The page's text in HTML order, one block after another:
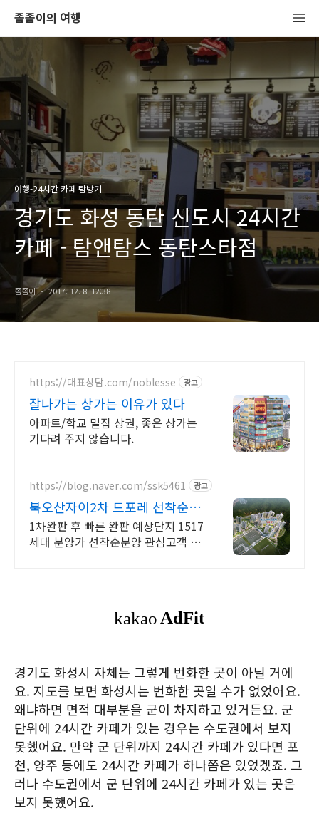
좀좀이의 여행
여행-24시간 카페 탐방기
경기도 화성 동탄 신도시 24시간
카페 - 탐앤탐스 동탄스타점
좀좀이 2017. 12. 8. 12:38
https://대표상담.com/noblesse 광고
잘나가는 상가는 이유가 있다
아파트/학교 밀집 상권, 좋은 상가는
기다려 주지 않습니다.
https://blog.naver.com/ssk5461 광고
북오산자이2차 드포레 선착순공
급 고객등록
1차완판 후 빠른 완판 예상단지 1517
세대 분양가 선착순분양 관심고객 등
경기도 화성시 자체는 그렇게 번화한 곳이 아닐 거에
요. 지도를 보면 화성시는 번화한 곳일 수가 없었어요.
왜냐하면 면적 대부분을 군이 차지하고 있거든요. 군
단위에 24시간 카페가 있는 경우는 수도권에서 보지
못했어요. 만약 군 단위까지 24시간 카페가 있다면 포
천, 양주 등에도 24시간 카페가 하나쯤은 있었겠죠. 그
러나 수도권에서 군 단위에 24시간 카페가 있는 곳은
보지 못했어요.